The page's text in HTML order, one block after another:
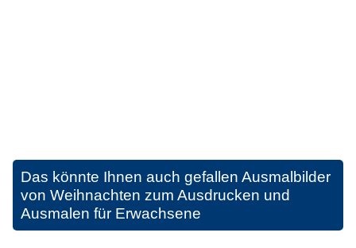
Das könnte Ihnen auch gefallen Ausmalbilder
von Weihnachten zum Ausdrucken und
Ausmalen für Erwachsene